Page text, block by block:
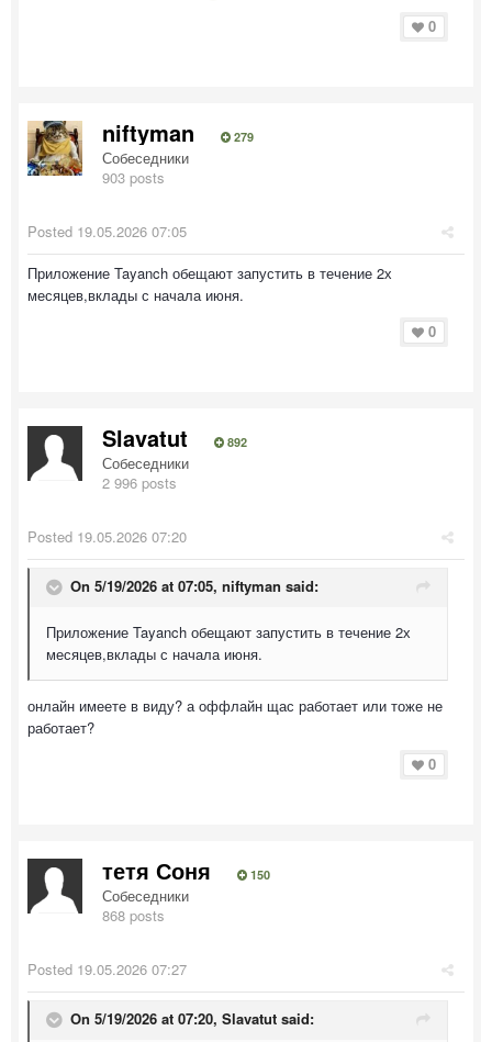
0
niftyman 279
Собеседники
903 posts
Posted 19.05.2026 07:05
Приложение Tayanch обещают запустить в течение 2х
месяцев,вклады с начала июня.
0
Slavatut 892
Собеседники
2 996 posts
Posted 19.05.2026 07:20
On 5/19/2026 at 07:05, niftyman said:
Приложение Tayanch обещают запустить в течение 2х
месяцев,вклады с начала июня.
онлайн имеете в виду? а оффлайн щас работает или тоже не
работает?
0
тетя Соня 150
Собеседники
868 posts
Posted 19.05.2026 07:27
On 5/19/2026 at 07:20, Slavatut said: